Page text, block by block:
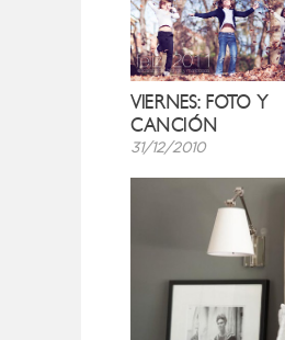
VIERNES: FOTO Y
CANCIÓN
31/12/2010